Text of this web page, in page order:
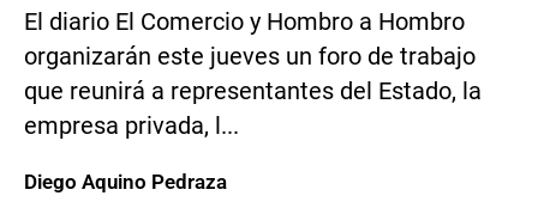
El diario El Comercio y Hombro a Hombro
organizarán este jueves un foro de trabajo
que reunirá a representantes del Estado, la
empresa privada, l...
Diego Aquino Pedraza